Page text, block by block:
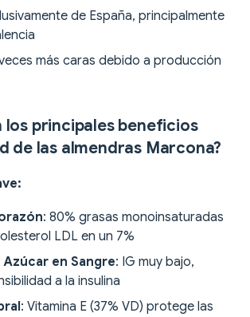
de España, principalmente
más caras debido a producción
los principales beneficios
de las almendras Marcona?
: 80% grasas monoinsaturadas
LDL en un 7%
en Sangre: IG muy bajo,
a la insulina
: Vitamina E (37% VD) protege las